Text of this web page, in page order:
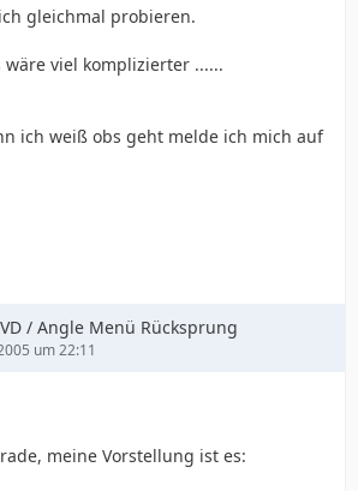
gleichmal probieren.
viel komplizierter ......
ich weiß obs geht melde ich mich auf
/ Angle Menü Rücksprung
um 22:11
meine Vorstellung ist es: